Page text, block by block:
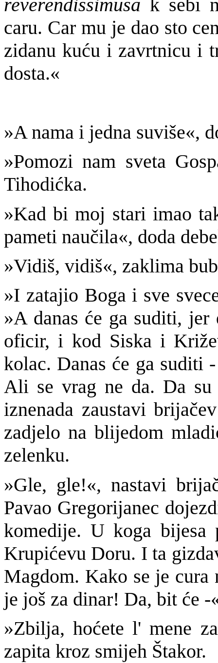
reverendissimusa k sebi
caru. Car mu je dao sto
zidanu kuću i zavrtnicu i
dosta.«
»A nama i jedna suviše«,
»Pomozi nam sveta
Tihodićka.
»Kad bi moj stari imao
pameti naučila«, doda
»Vidiš, vidiš«, zaklima
»I zatajio Boga i sve
»A danas će ga suditi,
oficir, i kod Siska i
kolac. Danas će ga suditi
Ali se vrag ne da. Da
iznenada zaustavi
zadjelo na blijedom
zelenku.
»Gle, gle!«, nastavi
Pavao Gregorijanec
komedije. U koga
Krupićevu Doru. I ta
Magdom. Kako se je
je još za dinar! Da, bit će -
»Zbilja, hoćete l' mene
zapita kroz smijeh Štakor.